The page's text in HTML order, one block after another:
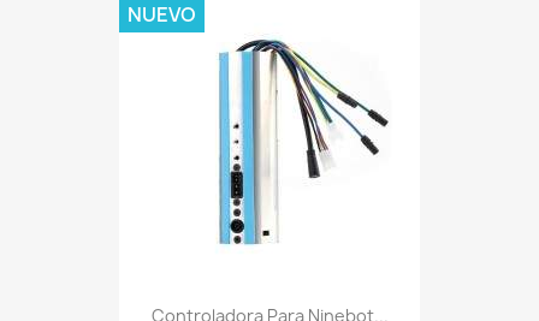
Controladora Para Ninebot...
NUEVO